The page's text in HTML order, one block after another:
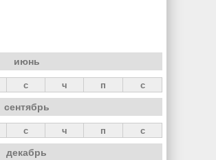
июнь
с ч п с
сентябрь
с ч п с
декабрь